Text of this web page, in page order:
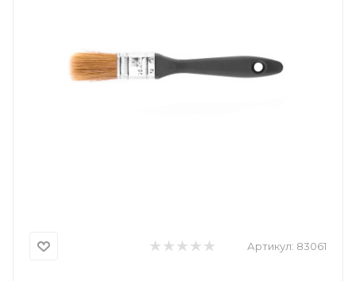
Артикул: 83061